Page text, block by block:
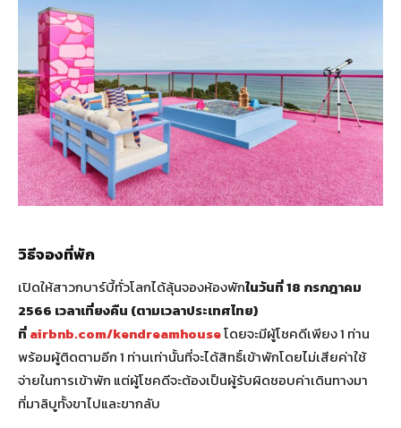
วิธีจองที่พัก
เปิดให้สาวกบาร์บี้ทั่วโลกได้ลุ้นจองห้องพักในวันที่ 18 กรกฎาคม
2566 เวลาเที่ยงคืน (ตามเวลาประเทศไทย)
ที่airbnb.com/kendreamhouseโดยจะมีผู้โชคดีเพียง 1 ท่าน
พร้อมผู้ติดตามอีก 1 ท่านเท่านั้นที่จะได้สิทธิ์เข้าพักโดยไม่เสียค่าใช้
จ่ายในการเข้าพัก แต่ผู้โชคดีจะต้องเป็นผู้รับผิดชอบค่าเดินทางมา
ที่มาลิบูทั้งขาไปและขากลับ